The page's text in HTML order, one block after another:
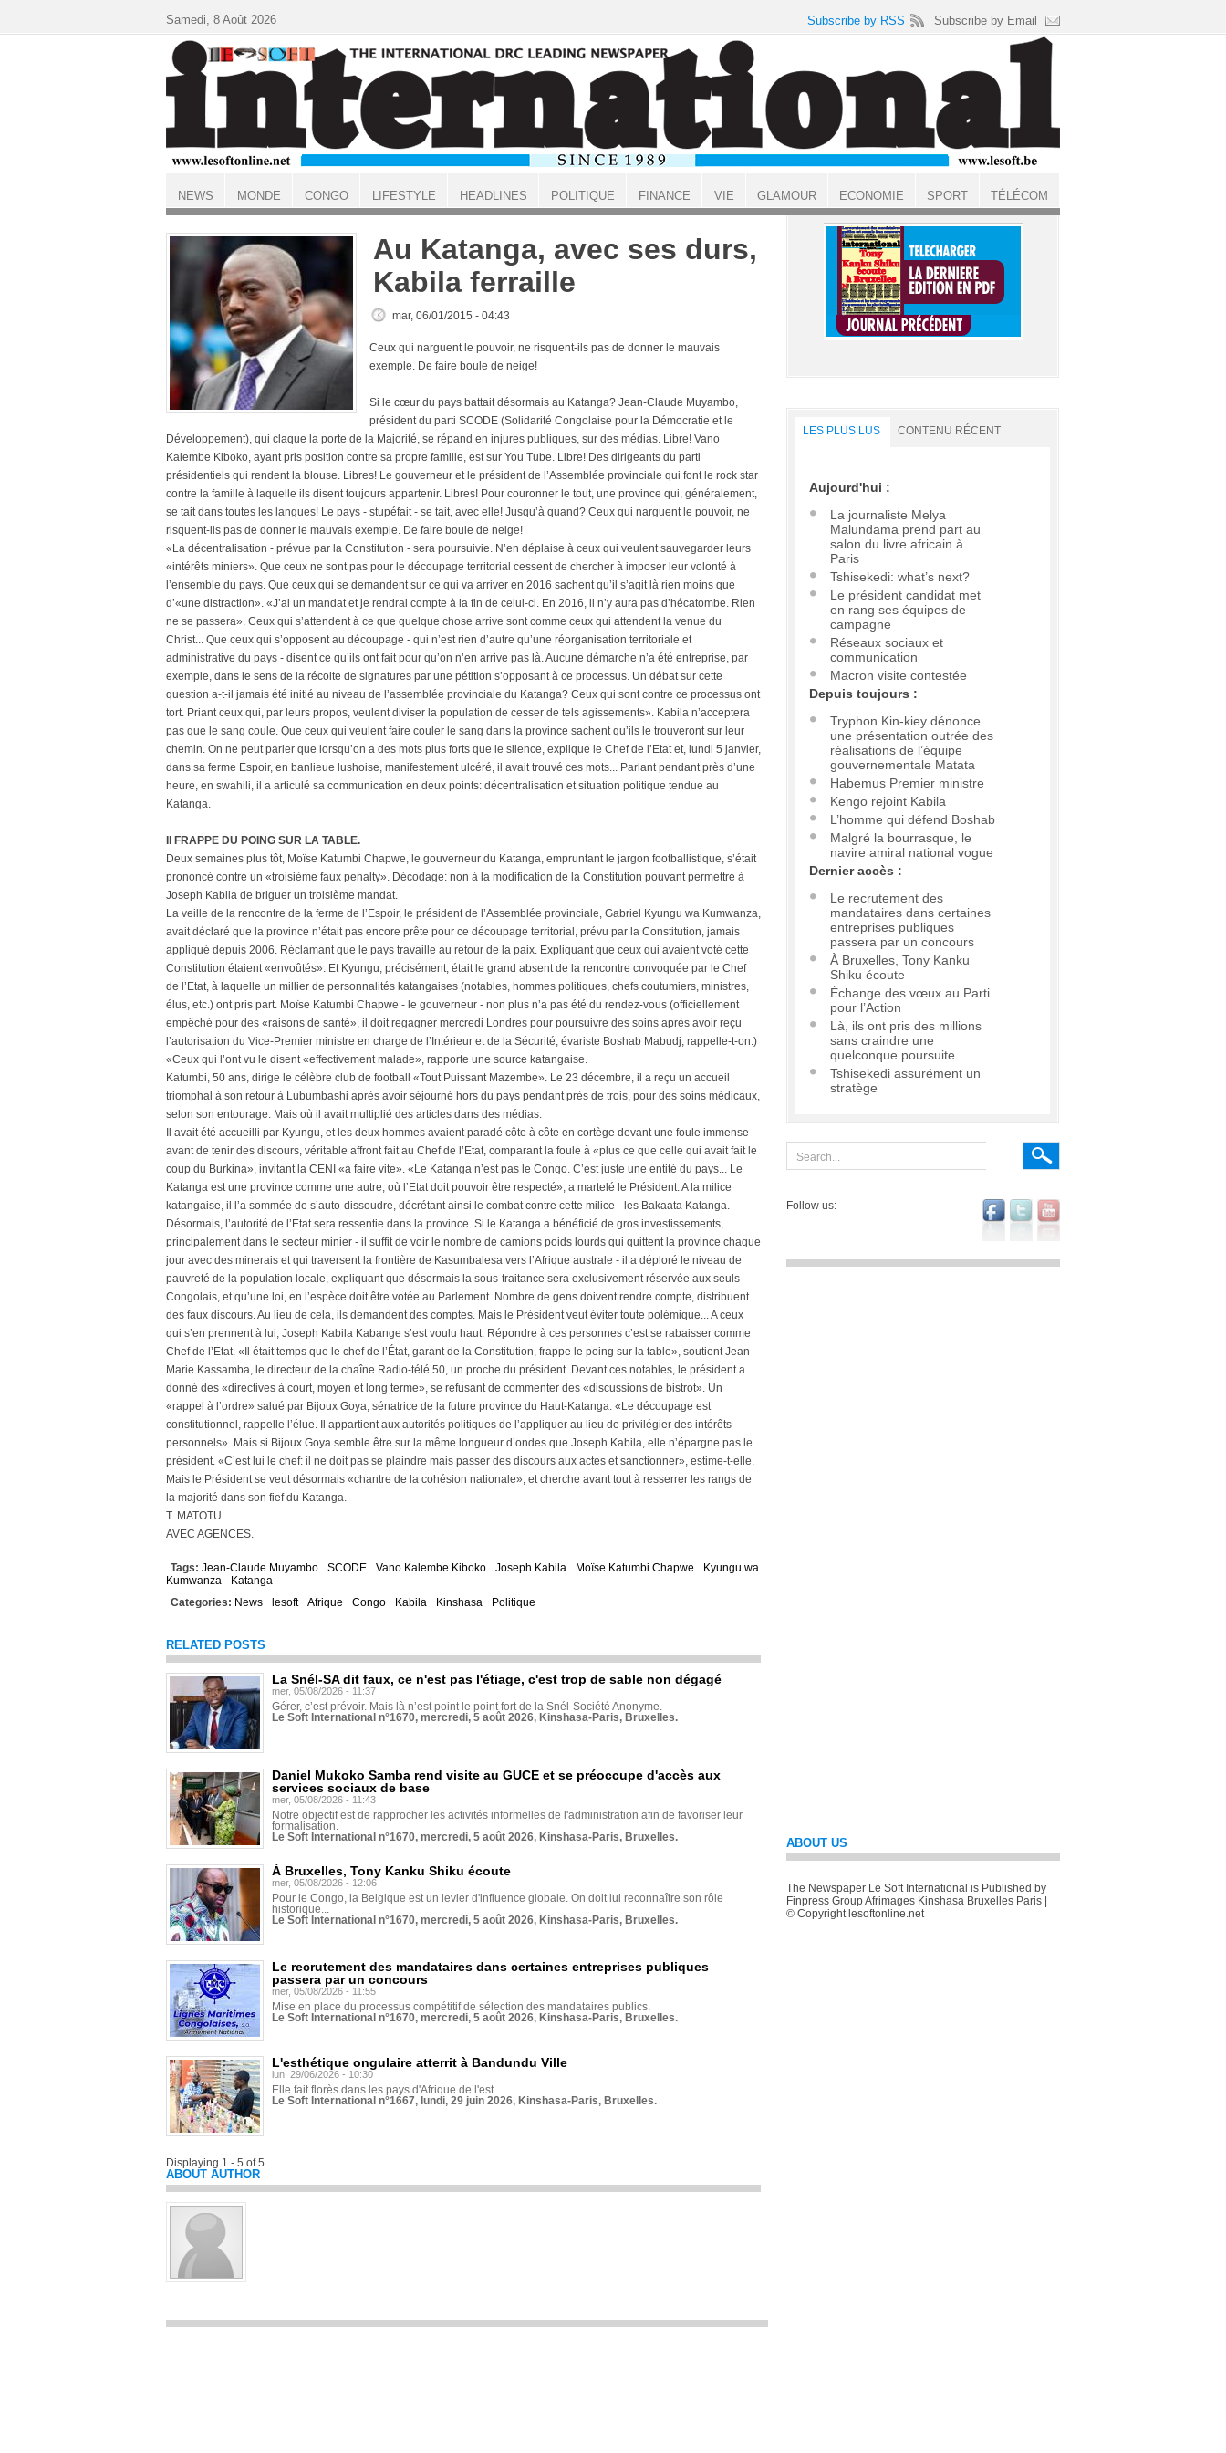
ACCUEIL
Au Katanga, avec ses durs,
Kabila ferraille
mar, 06/01/2015 - 04:43
Ceux qui narguent le pouvoir, ne risquent-ils pas de donner le mauvais
exemple. De faire boule de neige!
Si le cœur du pays battait désormais au Katanga? Jean-Claude Muyambo,
président du parti SCODE (Solidarité Congolaise pour la Démocratie et le
Développement), qui claque la porte de la Majorité, se répand en injures publiques, sur des médias. Libre! Vano
Kalembe Kiboko, ayant pris position contre sa propre famille, est sur You Tube. Libre! Des dirigeants du parti
présidentiels qui rendent la blouse. Libres! Le gouverneur et le président de l’Assemblée provinciale qui font le rock star
contre la famille à laquelle ils disent toujours appartenir. Libres! Pour couronner le tout, une province qui, généralement,
se tait dans toutes les langues! Le pays - stupéfait - se tait, avec elle! Jusqu’à quand? Ceux qui narguent le pouvoir, ne
risquent-ils pas de donner le mauvais exemple. De faire boule de neige!
«La décentralisation - prévue par la Constitution - sera poursuivie. N’en déplaise à ceux qui veulent sauvegarder leurs
«intérêts miniers». Que ceux ne sont pas pour le découpage territorial cessent de chercher à imposer leur volonté à
l’ensemble du pays. Que ceux qui se demandent sur ce qui va arriver en 2016 sachent qu’il s’agit là rien moins que
d’«une distraction». «J’ai un mandat et je rendrai compte à la fin de celui-ci. En 2016, il n’y aura pas d’hécatombe. Rien
ne se passera». Ceux qui s’attendent à ce que quelque chose arrive sont comme ceux qui attendent la venue du
Christ... Que ceux qui s’opposent au découpage - qui n’est rien d’autre qu’une réorganisation territoriale et
administrative du pays - disent ce qu’ils ont fait pour qu’on n’en arrive pas là. Aucune démarche n’a été entreprise, par
exemple, dans le sens de la récolte de signatures par une pétition s’opposant à ce processus. Un débat sur cette
question a-t-il jamais été initié au niveau de l’assemblée provinciale du Katanga? Ceux qui sont contre ce processus ont
tort. Priant ceux qui, par leurs propos, veulent diviser la population de cesser de tels agissements». Kabila n’acceptera
pas que le sang coule. Que ceux qui veulent faire couler le sang dans la province sachent qu’ils le trouveront sur leur
chemin. On ne peut parler que lorsqu’on a des mots plus forts que le silence, explique le Chef de l’Etat et, lundi 5 janvier,
dans sa ferme Espoir, en banlieue lushoise, manifestement ulcéré, il avait trouvé ces mots... Parlant pendant près d’une
heure, en swahili, il a articulé sa communication en deux points: décentralisation et situation politique tendue au
Katanga.
Il FRAPPE DU POING SUR LA TABLE.
Deux semaines plus tôt, Moïse Katumbi Chapwe, le gouverneur du Katanga, empruntant le jargon footballistique, s’était
prononcé contre un «troisième faux penalty». Décodage: non à la modification de la Constitution pouvant permettre à
Joseph Kabila de briguer un troisième mandat.
La veille de la rencontre de la ferme de l’Espoir, le président de l’Assemblée provinciale, Gabriel Kyungu wa Kumwanza,
avait déclaré que la province n’était pas encore prête pour ce découpage territorial, prévu par la Constitution, jamais
appliqué depuis 2006. Réclamant que le pays travaille au retour de la paix. Expliquant que ceux qui avaient voté cette
Constitution étaient «envoûtés». Et Kyungu, précisément, était le grand absent de la rencontre convoquée par le Chef
de l’Etat, à laquelle un millier de personnalités katangaises (notables, hommes politiques, chefs coutumiers, ministres,
élus, etc.) ont pris part. Moïse Katumbi Chapwe - le gouverneur - non plus n’a pas été du rendez-vous (officiellement
empêché pour des «raisons de santé», il doit regagner mercredi Londres pour poursuivre des soins après avoir reçu
l’autorisation du Vice-Premier ministre en charge de l’Intérieur et de la Sécurité, évariste Boshab Mabudj, rappelle-t-on.)
«Ceux qui l’ont vu le disent «effectivement malade», rapporte une source katangaise.
Katumbi, 50 ans, dirige le célèbre club de football «Tout Puissant Mazembe». Le 23 décembre, il a reçu un accueil
triomphal à son retour à Lubumbashi après avoir séjourné hors du pays pendant près de trois, pour des soins médicaux,
selon son entourage. Mais où il avait multiplié des articles dans des médias.
Il avait été accueilli par Kyungu, et les deux hommes avaient paradé côte à côte en cortège devant une foule immense
avant de tenir des discours, véritable affront fait au Chef de l’Etat, comparant la foule à «plus ce que celle qui avait fait le
coup du Burkina», invitant la CENI «à faire vite». «Le Katanga n’est pas le Congo. C’est juste une entité du pays... Le
Katanga est une province comme une autre, où l’Etat doit pouvoir être respecté», a martelé le Président. A la milice
katangaise, il l’a sommée de s’auto-dissoudre, décrétant ainsi le combat contre cette milice - les Bakaata Katanga.
Désormais, l’autorité de l’Etat sera ressentie dans la province. Si le Katanga a bénéficié de gros investissements,
principalement dans le secteur minier - il suffit de voir le nombre de camions poids lourds qui quittent la province chaque
jour avec des minerais et qui traversent la frontière de Kasumbalesa vers l’Afrique australe - il a déploré le niveau de
pauvreté de la population locale, expliquant que désormais la sous-traitance sera exclusivement réservée aux seuls
Congolais, et qu’une loi, en l’espèce doit être votée au Parlement. Nombre de gens doivent rendre compte, distribuent
des faux discours. Au lieu de cela, ils demandent des comptes. Mais le Président veut éviter toute polémique... A ceux
qui s’en prennent à lui, Joseph Kabila Kabange s’est voulu haut. Répondre à ces personnes c’est se rabaisser comme
Chef de l’Etat. «Il était temps que le chef de l’État, garant de la Constitution, frappe le poing sur la table», soutient Jean-
Marie Kassamba, le directeur de la chaîne Radio-télé 50, un proche du président. Devant ces notables, le président a
donné des «directives à court, moyen et long terme», se refusant de commenter des «discussions de bistrot». Un
«rappel à l’ordre» salué par Bijoux Goya, sénatrice de la future province du Haut-Katanga. «Le découpage est
constitutionnel, rappelle l’élue. Il appartient aux autorités politiques de l’appliquer au lieu de privilégier des intérêts
personnels». Mais si Bijoux Goya semble être sur la même longueur d’ondes que Joseph Kabila, elle n’épargne pas le
président. «C’est lui le chef: il ne doit pas se plaindre mais passer des discours aux actes et sanctionner», estime-t-elle.
Mais le Président se veut désormais «chantre de la cohésion nationale», et cherche avant tout à resserrer les rangs de
la majorité dans son fief du Katanga.
T. MATOTU
AVEC AGENCES.
Tags: Jean-Claude Muyambo SCODE Vano Kalembe Kiboko Joseph Kabila Moïse Katumbi Chapwe
Kyungu wa
Kumwanza
Katanga
Categories: News lesoft Afrique Congo Kabila Kinshasa Politique
RELATED POSTS
La Snél-SA dit faux, ce n'est pas l'étiage, c'est trop de sable non dégagé
mer, 05/08/2026 - 11:37
Gérer, c’est prévoir. Mais là n’est point le point fort de la Snél-Société Anonyme.
Le Soft International n°1670, mercredi, 5 août 2026, Kinshasa-Paris, Bruxelles.
Daniel Mukoko Samba rend visite au GUCE et se préoccupe d'accès aux
services sociaux de base
mer, 05/08/2026 - 11:43
Notre objectif est de rapprocher les activités informelles de l'administration afin de favoriser leur
formalisation.
Le Soft International n°1670, mercredi, 5 août 2026, Kinshasa-Paris, Bruxelles.
À Bruxelles, Tony Kanku Shiku écoute
mer, 05/08/2026 - 12:06
Pour le Congo, la Belgique est un levier d'influence globale. On doit lui reconnaître son rôle
historique...
Le Soft International n°1670, mercredi, 5 août 2026, Kinshasa-Paris, Bruxelles.
Le recrutement des mandataires dans certaines entreprises publiques
passera par un concours
mer, 05/08/2026 - 11:55
Mise en place du processus compétitif de sélection des mandataires publics.
Le Soft International n°1670, mercredi, 5 août 2026, Kinshasa-Paris, Bruxelles.
L'esthétique ongulaire atterrit à Bandundu Ville
lun, 29/06/2026 - 10:30
Elle fait florès dans les pays d'Afrique de l'est...
Le Soft International n°1667, lundi, 29 juin 2026, Kinshasa-Paris, Bruxelles.
Displaying 1 - 5 of 5
ABOUT AUTHOR
LES PLUS LUS CONTENU RÉCENT
Aujourd'hui :
La journaliste Melya
Malundama prend part au
salon du livre africain à
Paris
Tshisekedi: what’s next?
Le président candidat met
en rang ses équipes de
campagne
Réseaux sociaux et
communication
Macron visite contestée
Depuis toujours :
Tryphon Kin-kiey dénonce
une présentation outrée des
réalisations de l’équipe
gouvernementale Matata
Habemus Premier ministre
Kengo rejoint Kabila
L’homme qui défend Boshab
Malgré la bourrasque, le
navire amiral national vogue
Dernier accès :
Le recrutement des
mandataires dans certaines
entreprises publiques
passera par un concours
À Bruxelles, Tony Kanku
Shiku écoute
Échange des vœux au Parti
pour l’Action
Là, ils ont pris des millions
sans craindre une
quelconque poursuite
Tshisekedi assurément un
stratège
Follow us:
ABOUT US
The Newspaper Le Soft International is Published by
Finpress Group Afrimages Kinshasa Bruxelles Paris |
© Copyright lesoftonline.net
Samedi, 8 Août 2026 Subscribe by RSS Subscribe by Email
NEWS MONDE CONGO LIFESTYLE HEADLINES POLITIQUE FINANCE VIE GLAMOUR ECONOMIE SPORT TÉLÉCOM